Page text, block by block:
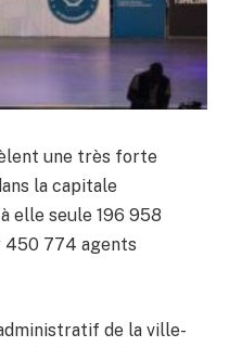
une très forte
la capitale
elle seule 196 958
774 agents
de la ville-